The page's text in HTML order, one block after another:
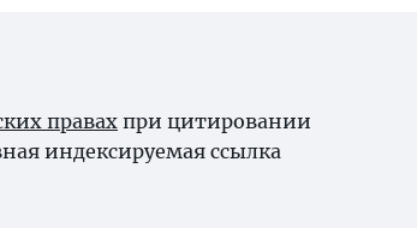
правахпри цитировании
индексируемая ссылка